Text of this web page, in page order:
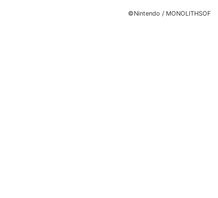
©Nintendo / MONOLITHSOF